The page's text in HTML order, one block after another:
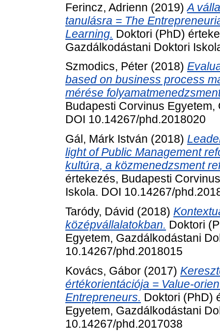
Ferincz, Adrienn (2019)A
tanulásra = The
Learning. Doktori (PhD)
Gazdálkodástani Doktori
Szmodics, Péter (2018)
based on business process
mérése
Budapesti Corvinus
DOI 10.14267/phd.2018020
Gál, Márk István (2018)
light of Public Management
kultúra, a közmenedzsment
értekezés, Budapesti
Iskola. DOI 10.14267/
Taródy, Dávid (2018)
középvállalatokban. Doktori
Egyetem, Gazdálkodástani
10.14267/phd.2018015
Kovács, Gábor (2017)
értékorientációja = Value-
Entrepreneurs. Doktori (PhD)
Egyetem, Gazdálkodástani
10.14267/phd.2017038